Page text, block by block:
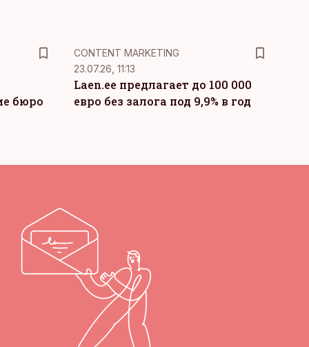
бюро
KM
CONTENT MARKETING
23.07.26, 11:13
Laen.ee предлагает до 100 000
евро без залога под 9,9% в год